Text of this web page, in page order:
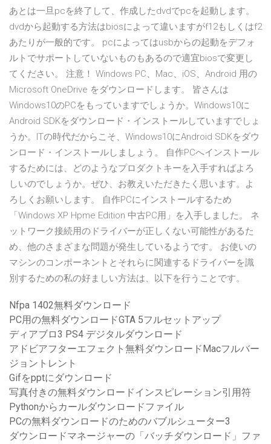
あとは一旦pcを終了して、作成したdvdでpcを起動します。
dvdから起動する方法はbiosによって違いますがf12もしくはf2
あたりが一般的です。 pcによってはusbからの起動をデフォ
ルトでサポートしていないものもあるので適宜biosで変更し
てください。 注意！ Windows PC、Mac、iOS、Android 用の
Microsoft OneDrive をダウンロードします。 皆さんは
Windows10のPCをもっていますでしょうか。Windows10に
Android SDKをダウンロード・インストールしていますでしょ
うか。ITの時代だからこそ、Windows10にAndroid SDKをダウ
ンロード・インストールしましょう。 自作PCへインストール
するためには、どのようなプロダクトキーを入手すればよろ
しいのでしょうか。ぜひ、お教えいただきたく思います。よ
ろしくお願いします。 自作PCにインストールするため
「Windows XP Hpme Edition 中古PC用」を入手しました。 ネ
ットワーク接続用のドライバーが正しくない可能性があるた
め、他のさまざまな問題が発生しているようです。 お使いの
マシンのコンポーネントとそれらに関連するドライバーを識
別するための私の好ましい方法は、以下を行うことです。
Nfpa 1402無料ダウンロード
PC用の無料ダウンロードGTA 5フルセットアップ
ディアブロ3 PS4 デジタルダウンロード
アドビアフターエフェクト無料ダウンロードMacフルバー
ジョントレント
Gifをpptにダウンロード
写真付きの無料ダウンロードインスピレーション引用符
Pythonからカールダウンロードファイル
PCの無料ダウンロードのためのバブルシューター3
ダウンロードマネージャーの「バッチダウンロード」ファ